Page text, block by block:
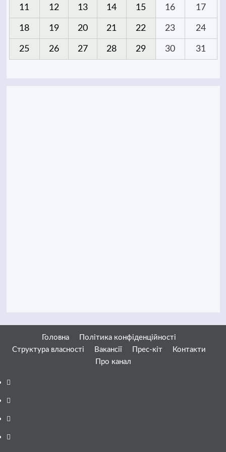
11 12 13 14 15 16 17
18 19 20 21 22 23 24
25 26 27 28 29 30 31
Головна
Політика конфіденційності
Структура власності
Вакансії Прес-кіт
Контакти
Про канал
Facebook
YouTube
Telegram
Instagram